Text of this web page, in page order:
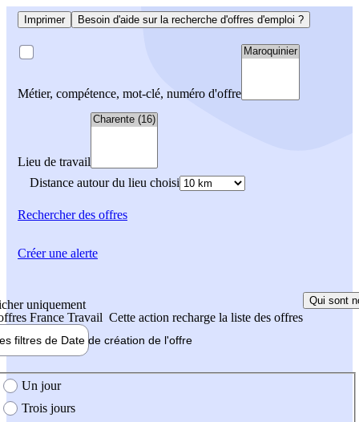
Imprimer Besoin d'aide sur la recherche d'offres d'emploi ?
Métier, compétence, mot-clé, numéro d'offre
Lieu de travail
Distance autour du lieu choisi
Rechercherdes offres
uniquement
France Travail Cette action recharge la liste des offres
Qui sont
filtres de Date de création de l'offre
création de l'offre
Un jour
Trois jours
Créer une alerte